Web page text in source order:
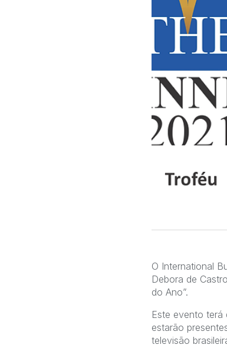
O International
Debora de
do Ano”.
Este evento
estarão
televisão